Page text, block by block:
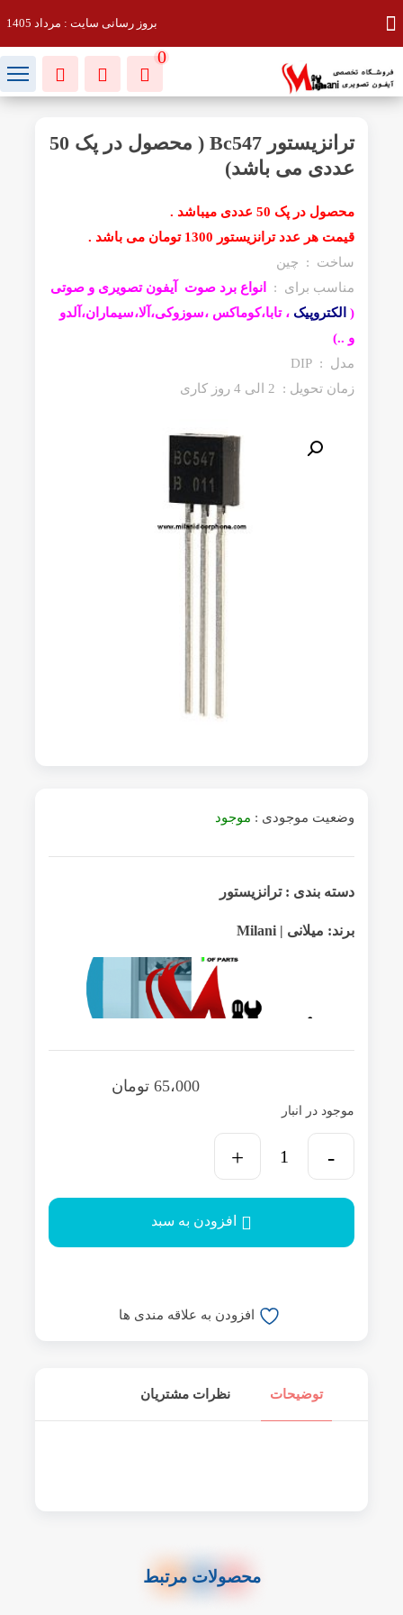
ترانزیستور Bc547 ( محصول در پک 50
عددی می باشد)
محصول در پک 50 عددی میباشد .
قیمت هر عدد ترانزیستور 1300 تومان می باشد .
ساخت : چین
مناسب برای :
انواع برد صوت آیفون تصویری و صوتی
( الکتروپیک ، تابا،کوماکس ،سوزوکی،آلا،سیماران،آلدو
و ..)
مدل : DIP
زمان تحویل : 2 الی 4 روز کاری
وضعیت موجودی : موجود
دسته بندی :ترانزیستور
برند: میلانی | Milani
65،000 تومان
موجود در انبار
افزودن به سبد
افزودن به علاقه مندی ها
توضیحات نظرات مشتریان
محصولات مرتبط
بروز رسانی سایت : مرداد 1405
0